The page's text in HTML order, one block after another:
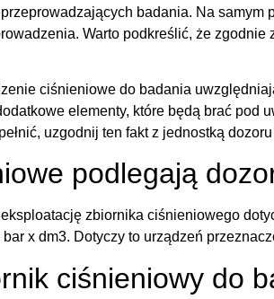
badania. Na
Warto podkreślić, że
ciśnieniowe do badania
elementy, które będą brać pod
uzgodnij ten fakt z jednostką
podlegają
zbiornika ciśnieniowego
x dm3. Dotyczy to urządzeń
ciśnieniowy do